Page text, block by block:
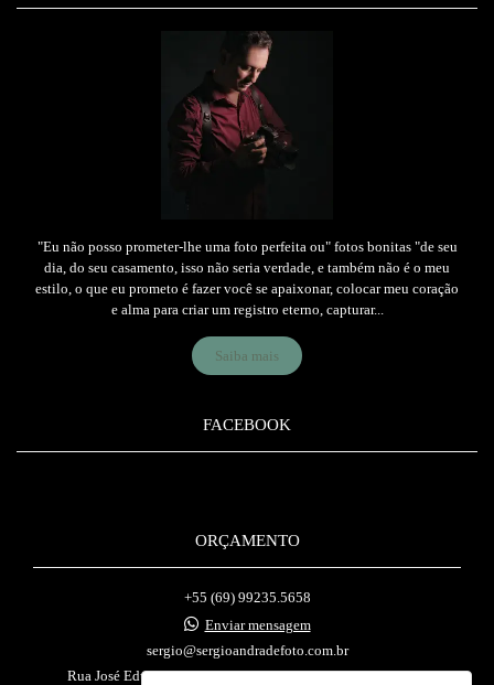
"Eu não posso prometer-lhe uma foto perfeita ou" fotos bonitas "de seu
dia, do seu casamento, isso não seria verdade, e também não é o meu
estilo, o que eu prometo é fazer você se apaixonar, colocar meu coração
e alma para criar um registro eterno, capturar...
Saiba mais
FACEBOOK
ORÇAMENTO
+55 (69) 99235.5658
Enviar mensagem
sergio@sergioandradefoto.com.br
Rua José Eduardo Vieira, 1376, de 1229/1230 a 1538/1539 -